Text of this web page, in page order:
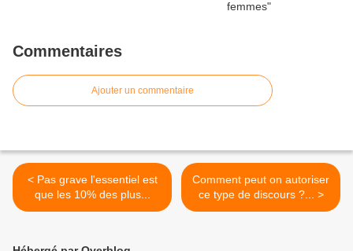
Commentaires
Ajouter un commentaire
< Pas grave l'essentiel est
que les 10% des plus...
Comment peut on autoriser
ce type de discours ?... >